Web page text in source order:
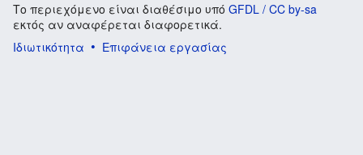
Το περιεχόμενο είναι διαθέσιμο υπό GFDL / CC by-sa
εκτός αν αναφέρεται διαφορετικά.
Ιδιωτικότητα
Επιφάνεια εργασίας